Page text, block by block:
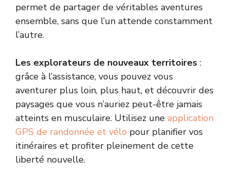
permet de partager de véritables aventures
ensemble, sans que l’un attende constamment
l’autre.
Les explorateurs de nouveaux territoires :
grâce à l’assistance, vous pouvez vous
aventurer plus loin, plus haut, et découvrir des
paysages que vous n’auriez peut-être jamais
atteints en musculaire. Utilisez une application
GPS de randonnée et vélo pour planifier vos
itinéraires et profiter pleinement de cette
liberté nouvelle.